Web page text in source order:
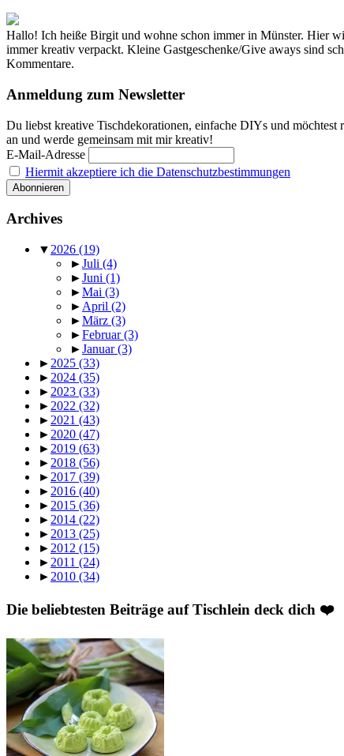
Hallo! Ich heiße Birgit und wohne schon immer in Münster. Hier
immer kreativ verpackt. Kleine Gastgeschenke/Give aways sind
Kommentare.
Anmeldung zum Newsletter
Du liebst kreative Tischdekorationen, einfache DIYs und
an und werde gemeinsam mit mir kreativ!
E-Mail-Adresse
Hiermit akzeptiere ich die Datenschutzbestimmungen
Archives
▼ 2026 (19)
►Juli (4)
►Juni (1)
►Mai (3)
► April (2)
►März (3)
►Februar(3)
►Januar(3)
► 2025 (33)
► 2024 (35)
► 2023 (33)
► 2022 (32)
► 2021 (43)
► 2020 (47)
► 2019 (63)
► 2018 (56)
► 2017 (39)
► 2016 (40)
► 2015 (36)
► 2014 (22)
► 2013 (25)
► 2012 (15)
► 2011 (24)
► 2010 (34)
Die beliebtesten Beiträge auf Tischlein deck dich ❤️